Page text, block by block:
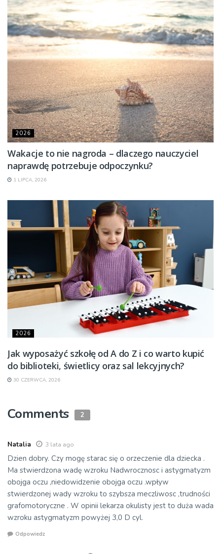
2026
Wakacje to nie nagroda – dlaczego nauczyciel
naprawdę potrzebuje odpoczynku?
1 LIPCA, 2026
2026
Jak wyposażyć szkołę od A do Z i co warto kupić
do biblioteki, świetlicy oraz sal lekcyjnych?
30 CZERWCA, 2026
Comments 2
Natalia 3 lata ago
Dzien dobry. Czy mogę starac się o orzeczenie dla dziecka .
Ma stwierdzona wadę wzroku Nadwrocznosc i astygmatyzm
obojga oczu ,niedowidzenie obojga oczu .wpływ
stwierdzonej wady wzroku to szybsza meczliwosc ,trudności
grafomotoryczne . W opinii lekarza okulisty jest to duża wada
wzroku astygmatyzm powyżej 3,0 D cyl.
Odpowiedz